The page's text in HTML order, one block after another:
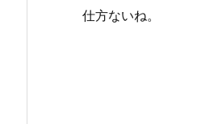
仕方ないね。